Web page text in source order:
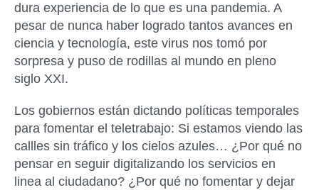
dura experiencia de lo que es una pandemia. A
pesar de nunca haber logrado tantos avances en
ciencia y tecnología, este virus nos tomó por
sorpresa y puso de rodillas al mundo en pleno
siglo XXI.
Los gobiernos están dictando políticas temporales
para fomentar el teletrabajo: Si estamos viendo las
callles sin tráfico y los cielos azules… ¿Por qué no
pensar en seguir digitalizando los servicios en
linea al ciudadano? ¿Por qué no fomentar y dejar